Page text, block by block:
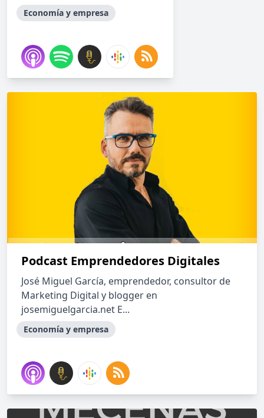
Economía y empresa
Podcast Emprendedores Digitales
José Miguel García, emprendedor, consultor de
Marketing Digital y blogger en
josemiguelgarcia.net E...
Economía y empresa